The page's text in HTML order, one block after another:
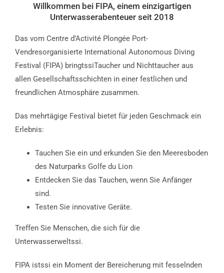
Willkommen bei FIPA, einem einzigartigen
Unterwasserabenteuer seit 2018
Das vom Centre d’Activité Plongée Port-
Vendresorganisierte International Autonomous Diving
Festival (FIPA) bringtssiTaucher und Nichttaucher aus
allen Gesellschaftsschichten in einer festlichen und
freundlichen Atmosphäre zusammen.
Das mehrtägige Festival bietet für jeden Geschmack ein
Erlebnis:
Tauchen Sie ein und erkunden Sie den Meeresboden
des Naturparks Golfe du Lion
Entdecken Sie das Tauchen, wenn Sie Anfänger
sind.
Testen Sie innovative Geräte.
Treffen Sie Menschen, die sich für die
Unterwasserweltssi.
FIPA istssi ein Moment der Bereicherung mit fesselnden